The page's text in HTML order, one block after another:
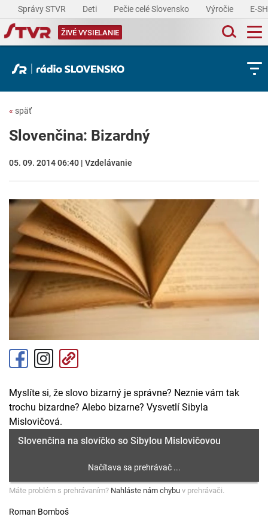
Správy STVR Deti Pečie celé Slovensko Výročie E-
ŽIVÉ VYSIELANIE
« späť
Slovenčina: Bizardný
05. 09. 2014 06:40 | Vzdelávanie
Myslíte si, že slovo bizarný je správne? Neznie vám tak
trochu bizardne? Alebo bizarne? Vysvetlí Sibyla
Mislovičová.
Slovenčina na slovíčko so Sibylou Mislovičovou
Máte problém s prehrávaním? Nahláste nám chybu v prehrávači.
Roman Bomboš